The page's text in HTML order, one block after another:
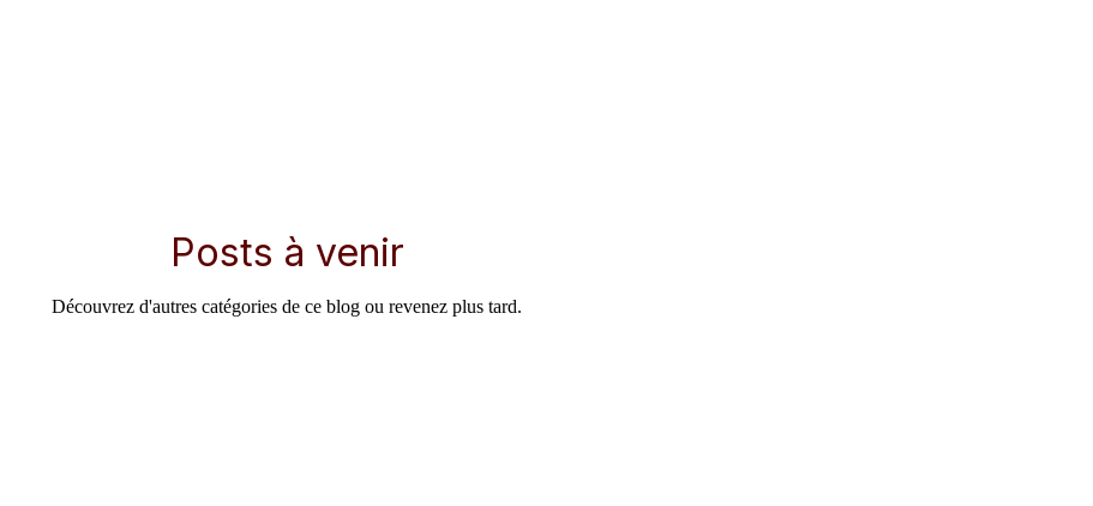
Posts à venir
Découvrez d'autres catégories de ce blog ou revenez plus tard.